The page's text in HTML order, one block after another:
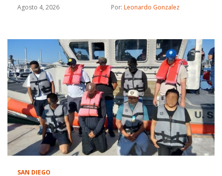
Agosto 4, 2026 Por: Leonardo Gonzalez
SAN DIEGO